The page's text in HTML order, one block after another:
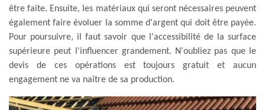
être faite. Ensuite, les matériaux qui seront nécessaires peuvent
également faire évoluer la somme d'argent qui doit être payée.
Pour poursuivre, il faut savoir que l'accessibilité de la surface
supérieure peut l'influencer grandement. N'oubliez pas que le
devis de ces opérations est toujours gratuit et aucun
engagement ne va naître de sa production.